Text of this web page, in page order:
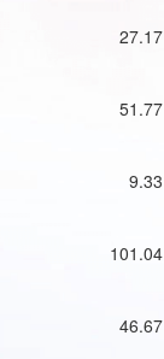
27.17
51.77
9.33
101.04
46.67